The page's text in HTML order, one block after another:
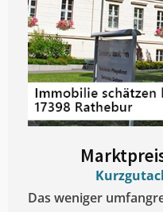
Das weniger